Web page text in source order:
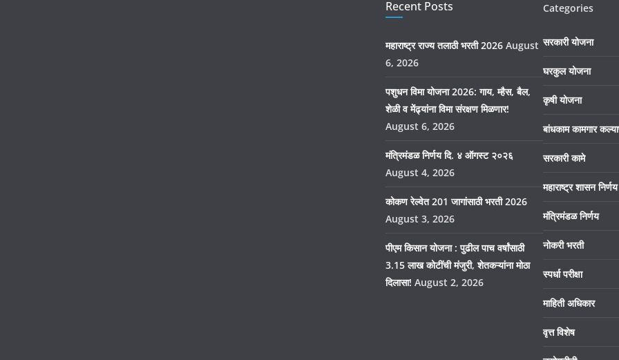
Recent Posts
महाराष्ट्र राज्य तलाठी भरती 2026 August
6, 2026
पशुधन विमा योजना 2026: गाय, म्हैस, बैल,
शेळी व मेंढ्यांना विमा संरक्षण मिळणार!
August 6, 2026
मंत्रिमंडळ निर्णय दि. ४ ऑगस्ट २०२६
August 4, 2026
कोकण रेल्वेत 201 जागांसाठी भरती 2026
August 3, 2026
पीएम किसान योजना : पुढील पाच वर्षांसाठी
3.15 लाख कोटींची मंजुरी, शेतकऱ्यांना मोठा
दिलासा! August 2, 2026
Categories
सरकारी योजना
घरकुल योजना
कृषी योजना
बांधकाम कामगार
सरकारी कामे
महाराष्ट्र शासन
मंत्रिमंडळ निर्णय
नोकरी भरती
स्पर्धा परीक्षा
माहिती अधिकार
वृत्त विशेष